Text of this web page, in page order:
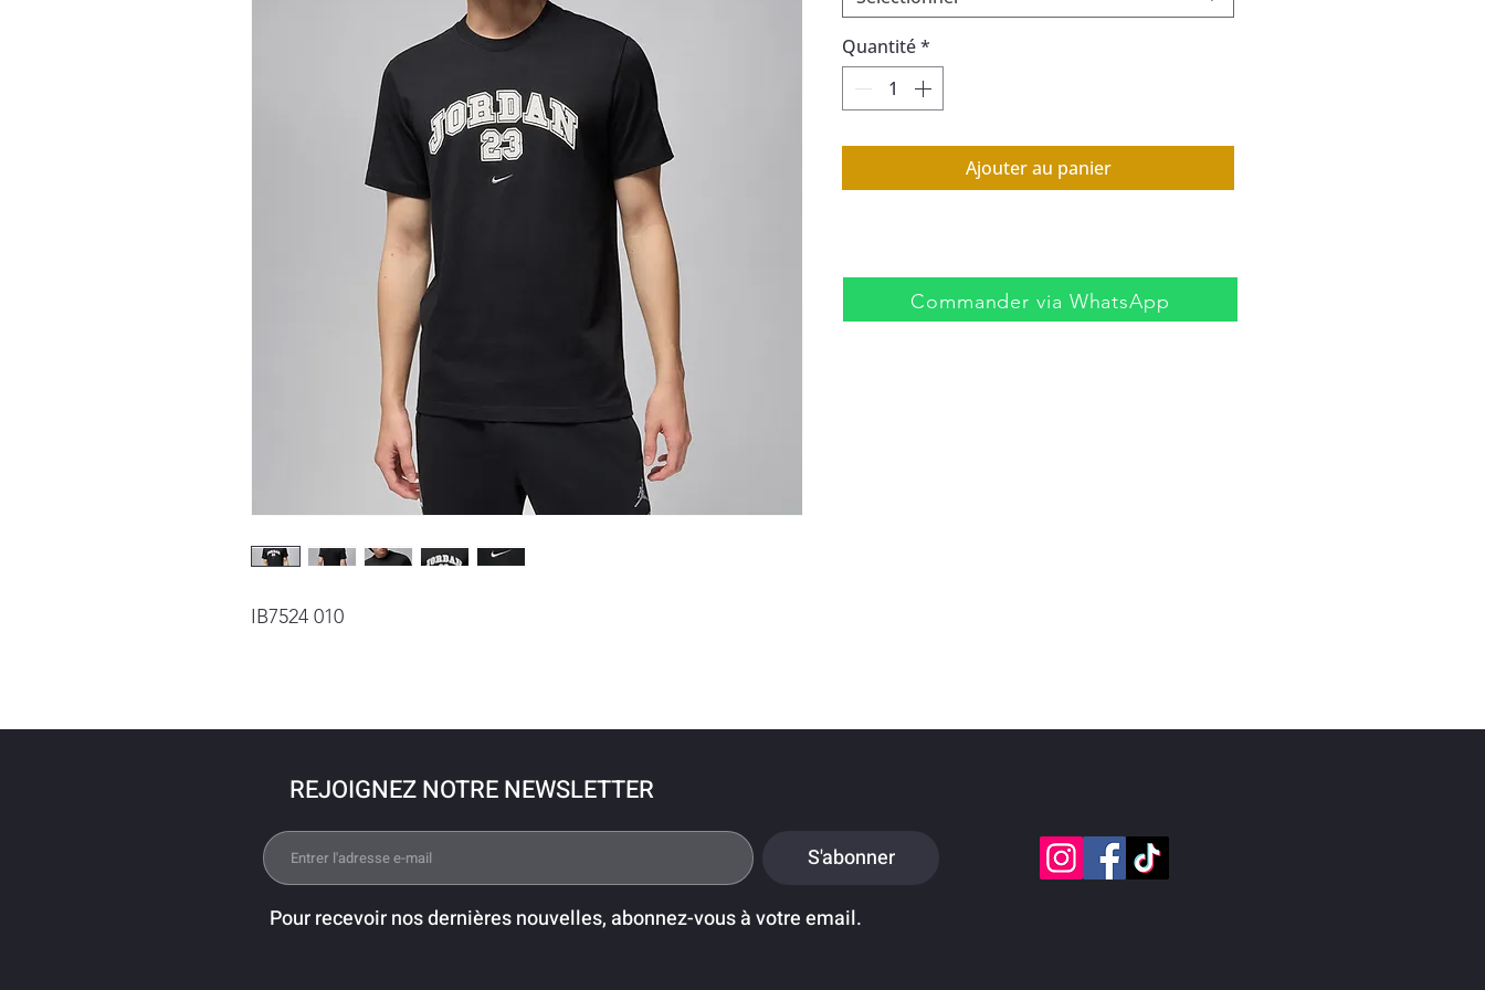
IB7524 010
Quantité*
Ajouter au panier
Commander via WhatsApp
REJOIGNEZ NOTRE NEWSLETTER
S'abonner
Pour recevoir nos dernières nouvelles, abonnez-vous à votre email.